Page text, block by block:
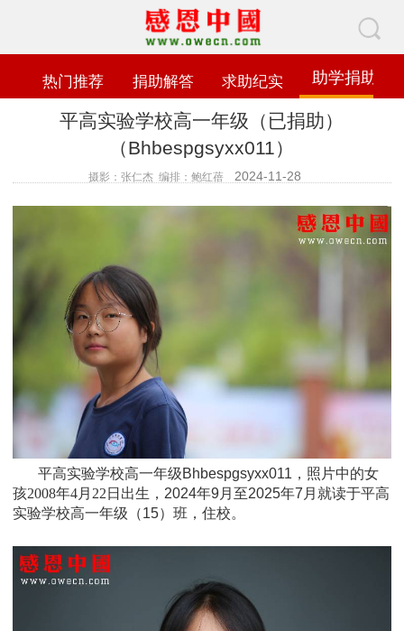
热门推荐 捐助解答 求助纪实 助学捐助
平高实验学校高一年级（已捐助）
（Bhbespgsyxx011）
摄影：张仁杰 编排：鲍红蓓 2024-11-28
平高实验学校高一年级Bhbespgsyxx011，照片中的女
孩2008年4月22日 出生， 2024年9月至2025年7月就读于平高
实验学校高一年级 （15）班 ，住校。